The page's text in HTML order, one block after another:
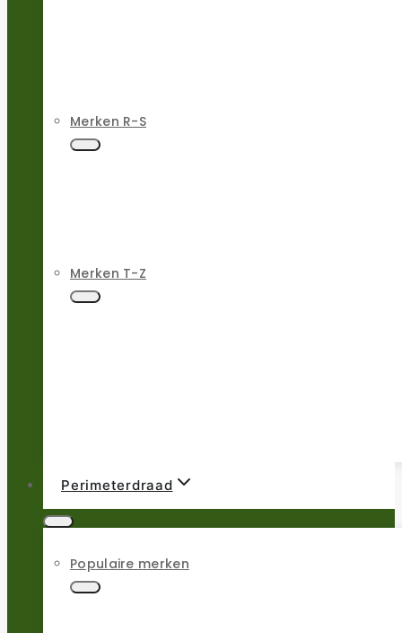
Merken R-S
Merken T-Z
Perimeterdraad
Populaire merken